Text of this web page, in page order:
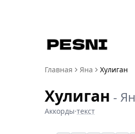
Главная Яна Хулиган
Хулиган -
Аккорды·текст